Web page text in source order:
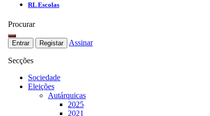
RL Escolas
Procurar
Entrar Registar Assinar
Secções
Sociedade
Eleições
Autárquicas
2025
2021